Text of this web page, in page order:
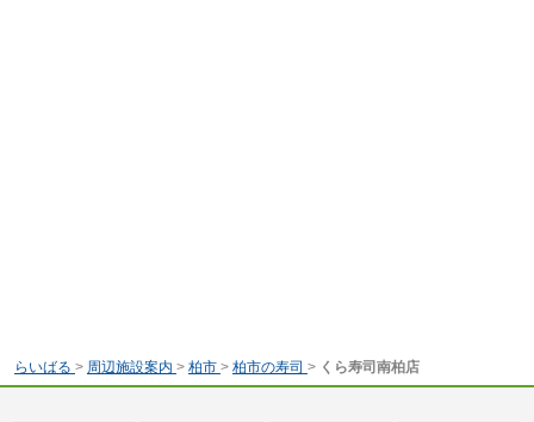
らいばる > 周辺施設案内 > 柏市 > 柏市の寿司 > くら寿司南柏店